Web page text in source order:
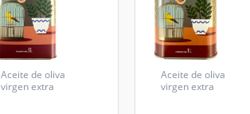
Aceite de oliva
virgen extra
Aceite de oliva
virgen extra